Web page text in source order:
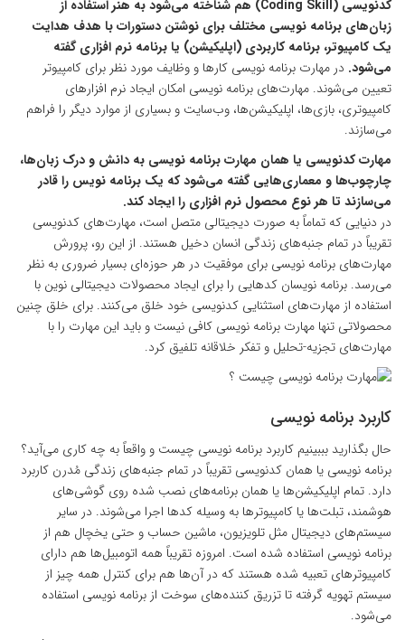
کدنویسی (Coding Skill) هم شناخته می‌شود به هنر استفاده از
زبان‌های برنامه نویسی مختلف برای نوشتن دستورات با هدف هدایت
یک کامپیوتر، برنامه کاربردی (اپلیکیشن) یا برنامه نرم افزاری گفته
می‌شود. در مهارت برنامه نویسی کارها و وظایف مورد نظر برای کامپیوتر
تعیین می‌شوند. مهارت‌های برنامه نویسی امکان ایجاد نرم افزارهای
کامپیوتری، بازی‌ها، اپلیکیشن‌ها، وب‌سایت و بسیاری از موارد دیگر را فراهم
می‌سازند.
مهارت کدنویسی یا همان مهارت برنامه نویسی به دانش و درک زبان‌ها،
چارچوب‌ها و معماری‌هایی گفته می‌شود که یک برنامه نویس را قادر
می‌سازند تا هر نوع محصول نرم افزاری را ایجاد کند.
در دنیایی که تماماً به صورت دیجیتالی متصل است، مهارت‌های کدنویسی
تقریباً در تمام جنبه‌های زندگی انسان دخیل هستند. از این رو، پرورش
مهارت‌های برنامه نویسی برای موفقیت در هر حوزه‌ای بسیار ضروری به نظر
می‌رسد. برنامه نویسان کدهایی را برای ایجاد محصولات دیجیتالی نوین با
استفاده از مهارت‌های استثنایی کدنویسی خود خلق می‌کنند. برای خلق چنین
محصولاتی تنها مهارت برنامه نویسی کافی نیست و باید این مهارت را با
مهارت‌های تجزیه-تحلیل و تفکر خلاقانه تلفیق کرد.
کاربرد برنامه نویسی
حال بگذارید بببینیم کاربرد برنامه نویسی چیست و واقعاً به چه کاری می‌آید؟
برنامه نویسی یا همان کدنویسی تقریباً در تمام جنبه‌های زندگی مُدرن کاربرد
دارد. تمام اپلیکیشن‌ها یا همان برنامه‌های نصب شده روی گوشی‌های
هوشمند، تبلت‌ها یا کامپیوترها به وسیله کدها اجرا می‌شوند. در سایر
سیستم‌های دیجیتال مثل تلویزیون، ماشین حساب و حتی یخچال هم از
برنامه نویسی استفاده شده است. امروزه تقریباً همه اتومبیل‌ها هم دارای
کامپیوترهای تعبیه شده هستند که در آن‌ها هم برای کنترل همه چیز از
سیستم تهویه گرفته تا تزریق کننده‌های سوخت از برنامه نویسی استفاده
می‌شود.